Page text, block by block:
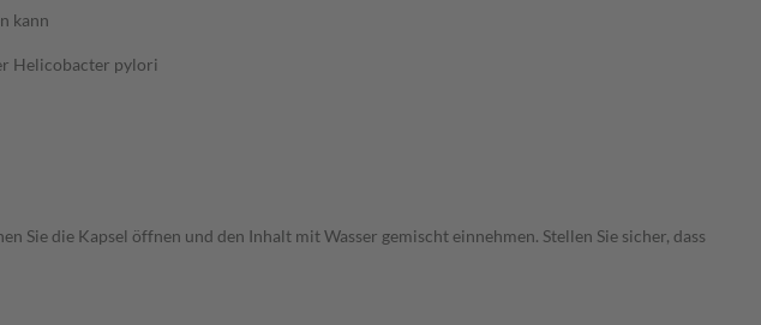
kann
Helicobacter pylori
Sie die Kapsel öffnen und den Inhalt mit Wasser gemischt einnehmen. Stellen Sie sicher, dass